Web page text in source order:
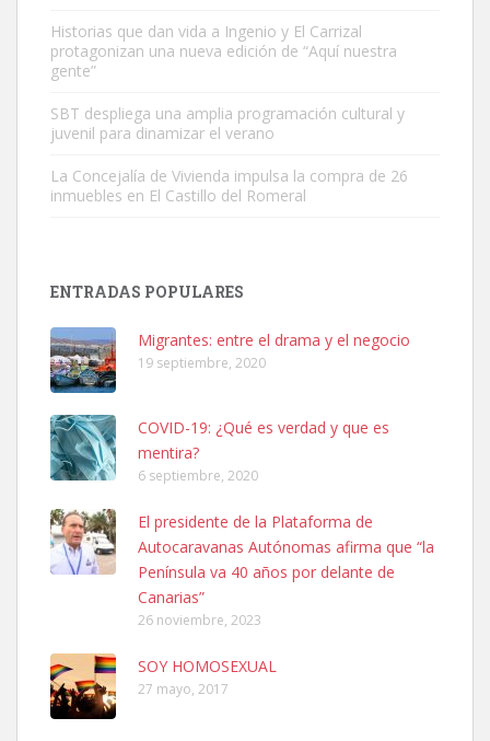
Busco adopción responsable para mi perra. Pastor alemán,
hembra, 4 años. Por motivos personales ...
Leales.org » Gran Canaria
06/07/2025 ZONA MESA Y LOPEZ. ES MUY ASUSTADIZO
Leales.org » Gran Canaria
Ninfa perdida
El día 5 se los perdió una ninfa papillera, asustada tiene miedo a la
calle, se perdió por la zon...
Leales.org » Gran Canaria
6.7.2025
Historias que dan vida a Ingenio y El Carrizal
protagonizan una nueva edición de “Aquí nuestra
gente”
SBT despliega una amplia programación cultural y
juvenil para dinamizar el verano
La Concejalía de Vivienda impulsa la compra de 26
inmuebles en El Castillo del Romeral
ENTRADAS POPULARES
Migrantes: entre el drama y el negocio
19 septiembre, 2020
COVID-19: ¿Qué es verdad y que es
mentira?
6 septiembre, 2020
El presidente de la Plataforma de
Autocaravanas Autónomas afirma que “la
Península va 40 años por delante de
Canarias”
26 noviembre, 2023
SOY HOMOSEXUAL
27 mayo, 2017